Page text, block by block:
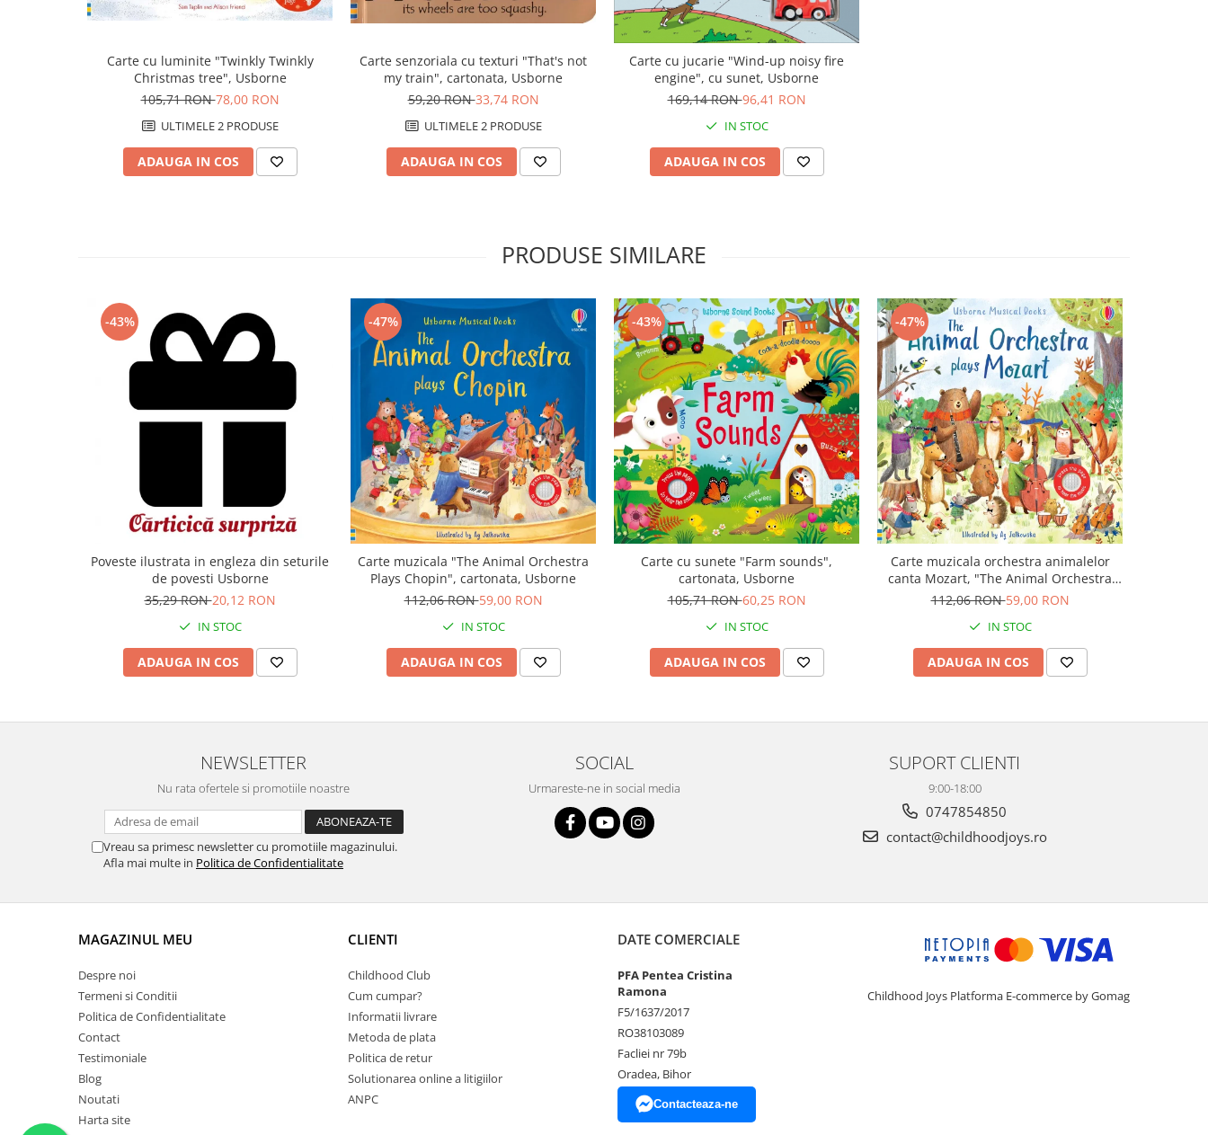
Carte cu luminite "Twinkly Twinkly
Christmas tree", Usborne
105,71 RON78,00 RON
ULTIMELE 2 PRODUSE
ADAUGA IN COS
Carte senzoriala cu texturi "That's not
my train", cartonata, Usborne
59,20 RON33,74 RON
ULTIMELE 2 PRODUSE
ADAUGA IN COS
Carte cu jucarie "Wind-up noisy fire
engine", cu sunet, Usborne
169,14 RON96,41 RON
IN STOC
ADAUGA IN COS
PRODUSE SIMILARE
-43%
Poveste ilustrata in engleza din seturile
de povesti Usborne
35,29 RON20,12 RON
IN STOC
ADAUGA IN COS
-47%
Carte muzicala "The Animal Orchestra
Plays Chopin", cartonata, Usborne
112,06 RON59,00 RON
IN STOC
ADAUGA IN COS
-43%
Carte cu sunete "Farm sounds",
cartonata, Usborne
105,71 RON60,25 RON
IN STOC
ADAUGA IN COS
-47%
Carte muzicala orchestra animalelor
canta Mozart, "The Animal Orchestra
Plays Mozart", cartonata, Usborne
112,06 RON59,00 RON
IN STOC
ADAUGA IN COS
NEWSLETTER
Nu rata ofertele si promotiile noastre
Vreau sa primesc newsletter cu promotiile magazinului.
Afla mai multe in Politica de Confidentialitate
SOCIAL
Urmareste-ne in social media
SUPORT CLIENTI
9:00-18:00
0747854850
contact@childhoodjoys.ro
MAGAZINUL MEU
Despre noi
Termeni si Conditii
Politica de Confidentialitate
Contact
Testimoniale
Blog
Noutati
Harta site
CLIENTI
Childhood Club
Cum cumpar?
Informatii livrare
Metoda de plata
Politica de retur
Solutionarea online a litigiilor
ANPC
DATE COMERCIALE
PFA Pentea Cristina
Ramona
F5/1637/2017
RO38103089
Facliei nr 79b
Oradea, Bihor
Contacteaza-ne
Childhood Joys Platforma E-commerce by Gomag